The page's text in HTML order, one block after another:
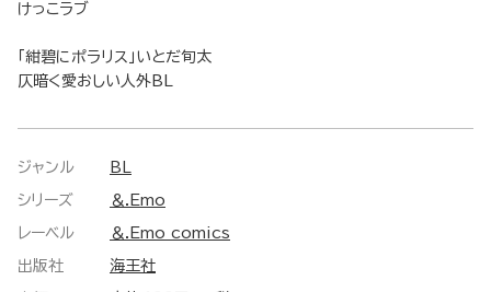
けっこラブ
「紺碧にポラリス」いとだ旬太
仄暗く愛おしい人外BL
ジャンル BL
シリーズ ＆.Emo
レーベル ＆.Emo comics
出版社 海王社